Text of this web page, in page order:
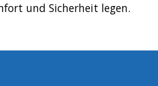
und Sicherheit legen.